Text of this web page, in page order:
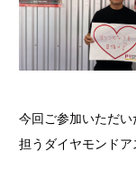
今回ご参加いただ
担うダイヤモンドア